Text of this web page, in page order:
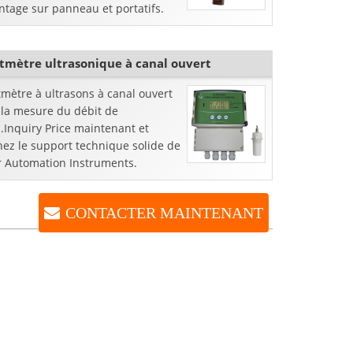
sur panneau et portatifs.
ultrasonique à canal ouvert
à ultrasons à canal ouvert
mesure du débit de
Price maintenant et
le support technique solide de
Automation Instruments.
CONTACTER MAINTENANT